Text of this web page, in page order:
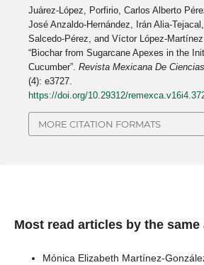
Juárez-López, Porfirio, Carlos Alberto
José Anzaldo-Hernández, Irán Alia-
Salcedo-Pérez, and Víctor López-
“Biochar from Sugarcane Apexes in the
Cucumber”.Revista Mexicana De
(4): e3727.
https://doi.org/10.29312/
MORE CITATION FORMATS
Most read articles by the same
Mónica Elizabeth Martínez-